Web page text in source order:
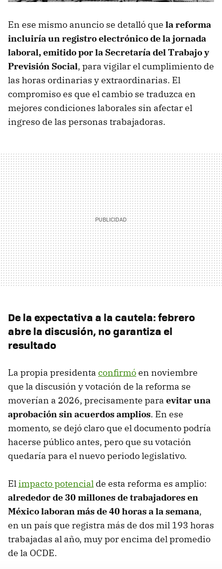
En ese mismo anuncio se detalló que la reforma
incluiría un registro electrónico de la jornada
laboral, emitido por la Secretaría del Trabajo y
Previsión Social, para vigilar el cumplimiento de
las horas ordinarias y extraordinarias. El
compromiso es que el cambio se traduzca en
mejores condiciones laborales sin afectar el
ingreso de las personas trabajadoras.
De la expectativa a la cautela: febrero
abre la discusión, no garantiza el
resultado
La propia presidenta confirmóen noviembre
que la discusión y votación de la reforma se
moverían a 2026, precisamente para evitar una
aprobación sin acuerdos amplios. En ese
momento, se dejó claro que el documento podría
hacerse público antes, pero que su votación
quedaría para el nuevo periodo legislativo.
Elimpacto potencial de esta reforma es amplio:
alrededor de 30 millones de trabajadores en
México laboran más de 40 horas a la semana,
en un país que registra más de dos mil 193 horas
trabajadas al año, muy por encima del promedio
de la OCDE.